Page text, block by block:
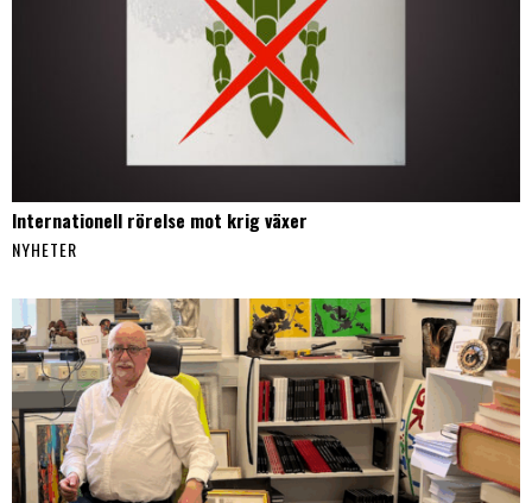
Internationell rörelse mot krig växer
NYHETER